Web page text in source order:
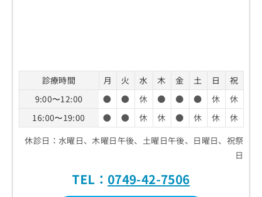
診療時間 月 火 水 木 金 土 日
祝
9:00〜12:00
● ● 休 ● ● ● 休
休
16:00〜19:00
● ● 休 休 ● 休 休
休
休診日：水曜日、木曜日午後、土曜日午後、日曜日、祝祭
日
TEL： 0749-42-7506